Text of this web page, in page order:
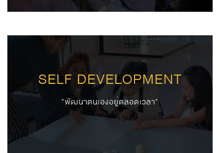
SELF DEVELOPMENT
"พัฒนาตนเองอยู่ตลอดเวลา"